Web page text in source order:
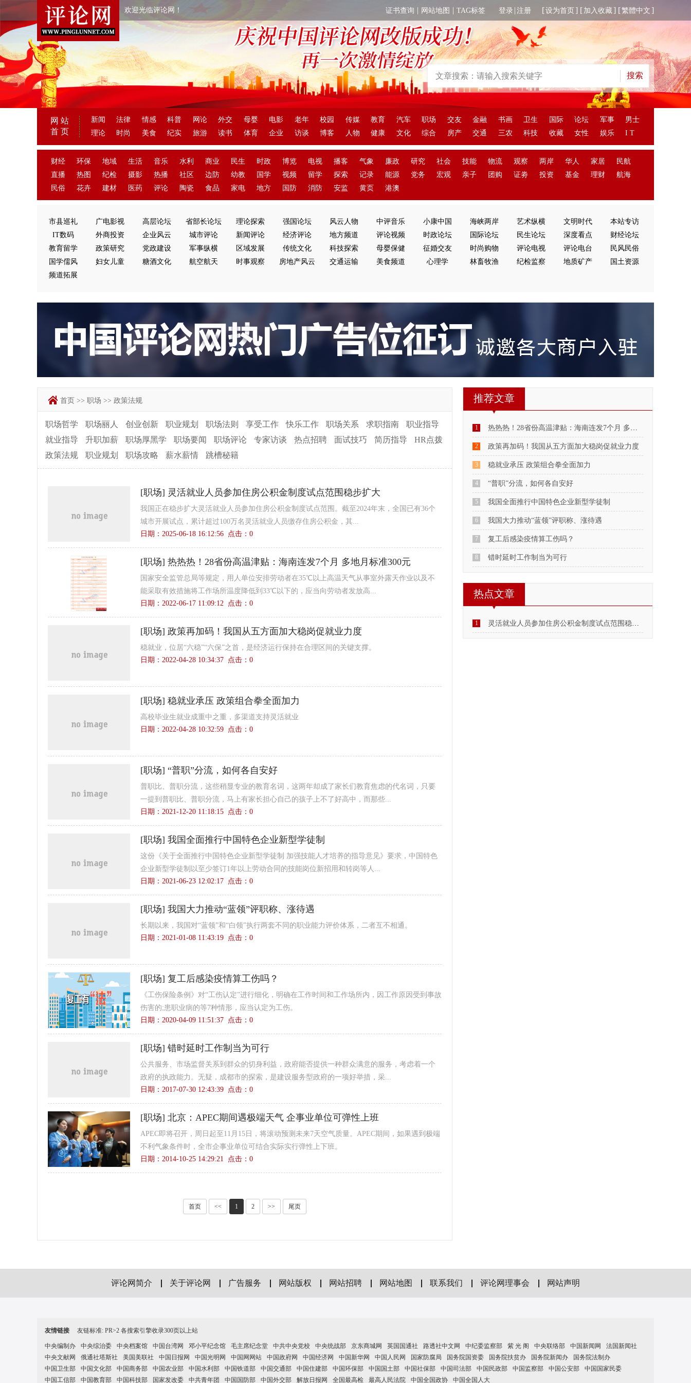
欢迎光临评论网！ 证书查询 | 网站地图 | TAG标签 登录 | 注册 [设为首页 ] [ 加入收藏] [繁體中文 ]
网 站
首 页
新闻 法律 情感 科普 网论 外交 母婴 电影 老年 校园 传媒 教育 汽车 职场 交友 金融 书画 卫生 国际 论坛 军事
男士
理论
时尚 美食 纪实 旅游 读书 体育 企业 访谈 博客 人物 健康 文化 综合 房产 交通 三农 科技 收藏 女性 娱乐 I T
财经 环保 地域 生活 音乐 水利 商业 民生 时政 博览 电视 播客 气象 廉政 研究 社会 技能 物流 观察 两岸 华人 家居
民航
直播
热图 纪检 摄影 热播 社区 边防 幼教 国学 视频 留学 探索 记录 能源 党务 宏观 亲子 团购 证劵 投资 基金 理财
航海
民俗
花卉 建材 医药 评论 陶瓷 食品 家电 地方 国防 消防 安监 黄页 港澳
市县巡礼 广电影视 高层论坛 省部长论坛 理论探索 强国论坛 风云人物 中评音乐 小康中国 海峡两岸 艺术纵横 文明时代
本站专访
IT数码
外商投资 企业风云 城市评论 新闻评论 经济评论 地方频道 评论视频 时政论坛 国际论坛 民生论坛 深度看点
财经论坛
教育留学
政策研究 党政建设 军事纵横 区域发展 传统文化 科技探索 母婴保健 征婚交友 时尚购物 评论电视 评论电台
民风民俗
国学儒风
妇女儿童 糖酒文化 航空航天 时事观察 房地产风云 交通运输 美食频道 心理学 林畜牧渔 纪检监察 地质矿产
国土资源
频道拓展
首页 >> 职场 >> 政策法规
职场哲学 职场丽人 创业创新 职业规划 职场法则 享受工作 快乐工作 职场关系 求职指南
职业指导
就业指导
升职加薪 职场厚黑学 职场要闻 职场评论 专家访谈 热点招聘 面试技巧 简历指导
HR点拨
政策法规
职业规划 职场攻略 薪水薪情 跳槽秘籍
[职场] 灵活就业人员参加住房公积金制度试点范围稳步扩大
我国正在稳步扩大灵活就业人员参加住房公积金制度试点范围。截至2024年末，全国已有36个
城市开展试点，累计超过100万名灵活就业人员缴存住房公积金，其...
日期：2025-06-18 16:12:56 点击： 0
[职场] 热热热！28省份高温津贴：海南连发7个月 多地月标准300元
国家安全监管总局等规定，用人单位安排劳动者在35℃以上高温天气从事室外露天作业以及不
能采取有效措施将工作场所温度降低到33℃以下的，应当向劳动者发放高...
日期：2022-06-17 11:09:12 点击： 0
[职场] 政策再加码！我国从五方面加大稳岗促就业力度
稳就业，位居“六稳”“六保”之首，是经济运行保持在合理区间的关键支撑。
日期：2022-04-28 10:34:37 点击： 0
[职场] 稳就业承压 政策组合拳全面加力
高校毕业生就业成重中之重，多渠道支持灵活就业
日期：2022-04-28 10:32:59 点击： 0
[职场] “普职”分流，如何各自安好
普职比、普职分流，这些稍显专业的教育名词，这两年却成了家长们教育焦虑的代名词，只要
一提到普职比、普职分流，马上有家长担心自己的孩子上不了好高中，而那些...
日期：2021-12-20 11:18:15 点击： 0
[职场] 我国全面推行中国特色企业新型学徒制
这份《关于全面推行中国特色企业新型学徒制 加强技能人才培养的指导意见》要求，中国特色
企业新型学徒制以至少签订1年以上劳动合同的技能岗位新招用和转岗等人...
日期：2021-06-23 12:02:17 点击： 0
[职场] 我国大力推动“蓝领”评职称、涨待遇
长期以来，我国对“蓝领”和“白领”执行两套不同的职业能力评价体系，二者互不相通。
日期：2021-01-08 11:43:19 点击： 0
[职场] 复工后感染疫情算工伤吗？
《工伤保险条例》对“工伤认定”进行细化，明确在工作时间和工作场所内，因工作原因受到事故
伤害的;患职业病的等7种情形，应当认定为工伤。
日期：2020-04-09 11:51:37 点击： 0
[职场] 错时延时工作制当为可行
公共服务、市场监督关系到群众的切身利益，政府能否提供一种群众满意的服务，考虑着一个
政府的执政能力。无疑，成都市的探索，是建设服务型政府的一项好举措，采...
日期：2017-07-30 12:43:39 点击： 0
[职场] 北京：APEC期间遇极端天气 企事业单位可弹性上班
APEC即将召开，周日起至11月15日，将滚动预测未来7天空气质量。APEC期间，如果遇到极端
不利气象条件时，全市企事业单位可结合实际实行弹性上下班。
日期：2014-10-25 14:29:21 点击： 0
首页 << 1 2 >> 尾页
推荐文章
1 热热热！28省份高温津贴：海南连发7个月 多地月标准300元
2 政策再加码！我国从五方面加大稳岗促就业力度
3 稳就业承压 政策组合拳全面加力
4 “普职”分流，如何各自安好
5 我国全面推行中国特色企业新型学徒制
6 我国大力推动“蓝领”评职称、涨待遇
7 复工后感染疫情算工伤吗？
8 错时延时工作制当为可行
热点文章
1 灵活就业人员参加住房公积金制度试点范围稳步扩大
评论网简介 关于评论网 广告服务 网站版权 网站招聘 网站地图 联系我们 评论网理事会 网站声明
友情链接 友链标准: PR>2 各搜索引擎收录300页以上站
中央编制办 中央综治委 中央档案馆 中国台湾网 邓小平纪念馆 毛主席纪念堂 中共中央党校 中央统战部 京东商城网 英国国通社 路透社中文网 中纪委监察部 紫 光 阁 中央联络部 中国新闻网
法国新闻社
中央文献网
俄通社塔斯社 美国美联社 中国日报网 中国光明网 中国网网站 中国政府网 中国经济网 中国新华网 中国人民网 国家防腐局 国务院国资委 国务院扶贫办 国务院新闻办
国务院法制办
中国卫生部
中国文化部 中国商务部 中国农业部 中国水利部 中国铁道部 中国交通部 中国住建部 中国环保部 中国国土部 中国社保部 中国司法部 中国民政部 中国监察部 中国公安部
中国国家民委
中国工信部
中国教育部 中国科技部 国家发改委 中共青年团 中国国防部 中国外交部 解放日报网 全国最高检 最高人民法院 中国全国政协 中国全国人大